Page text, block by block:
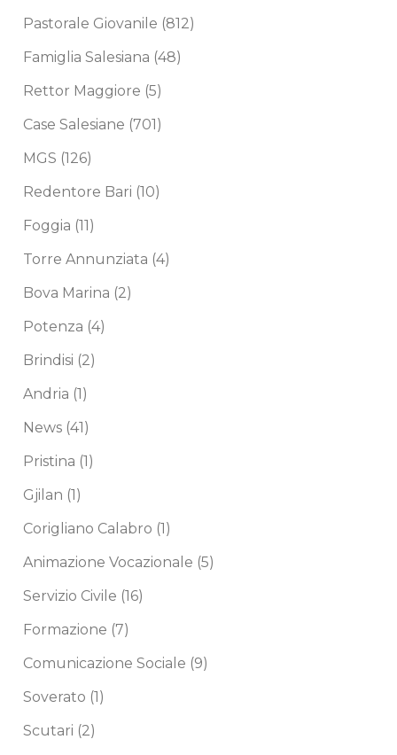
Pastorale Giovanile (812)
Famiglia Salesiana (48)
Rettor Maggiore (5)
Case Salesiane (701)
MGS (126)
Redentore Bari (10)
Foggia (11)
Torre Annunziata (4)
Bova Marina (2)
Potenza (4)
Brindisi (2)
Andria (1)
News (41)
Pristina (1)
Gjilan (1)
Corigliano Calabro (1)
Animazione Vocazionale (5)
Servizio Civile (16)
Formazione (7)
Comunicazione Sociale (9)
Soverato (1)
Scutari (2)